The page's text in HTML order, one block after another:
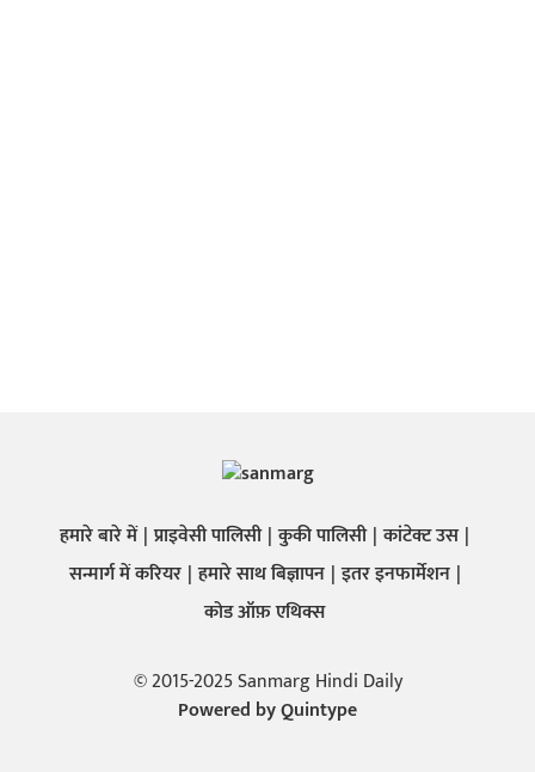
हमारे बारे में प्राइवेसी पालिसी कुकी पालिसी कांटेक्ट उस
सन्मार्ग में करियर हमारे साथ बिज्ञापन इतर इनफार्मेशन
कोड ऑफ़ एथिक्स
© 2015-2025 Sanmarg Hindi Daily
Powered byQuintype